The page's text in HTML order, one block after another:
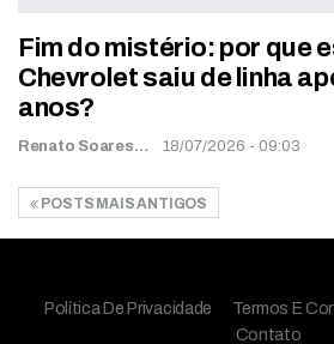
Fim do mistério: por que
Chevrolet saiu de linha
anos?
Renato Soares 18/07/2026 - 09:03
POSTS MAIS ANTIGOS
Política De Privacidade Termos E
Contato